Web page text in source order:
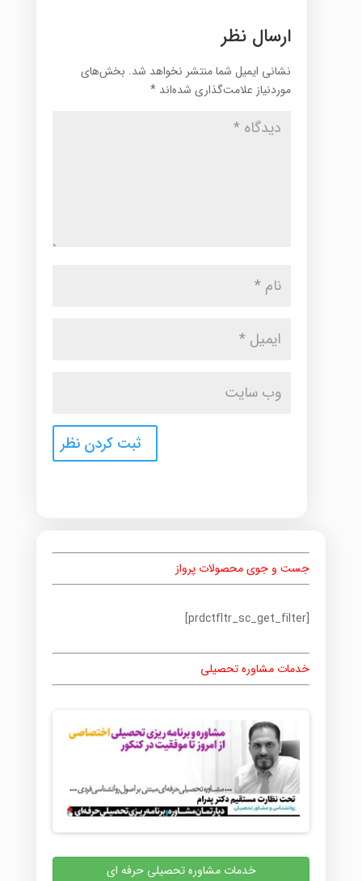
ارسال نظر
نشانی ایمیل شما منتشر نخواهد شد. بخش‌های
موردنیاز علامت‌گذاری شده‌اند *
جست و جوی محصولات پرواز
[prdctfltr_sc_get_filter]
خدمات مشاوره تحصیلی
خدمات مشاوره تحصیلی حرفه ای